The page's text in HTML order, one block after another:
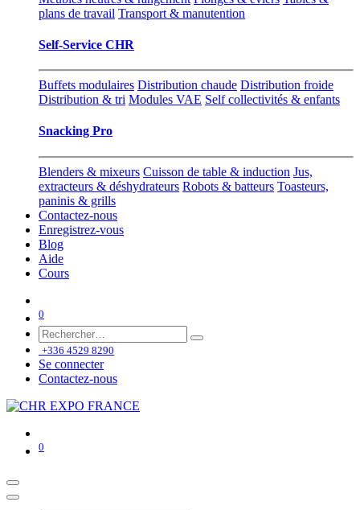
plans de travail Transport & manutention
Self-Service CHR
Buffets modulaires Distribution chaude Distribution froide
Distribution & tri Modules VAE Self collectivités & enfants
Snacking Pro
Blenders & mixeurs Cuisson de table & induction Jus,
extracteurs & déshydrateurs Robots & batteurs Toasteurs,
paninis & grills
Contactez-nous
Enregistrez-vous
Blog
Aide
Cours
0
+336 4529 8290
Se connecter
Contactez-nous
0